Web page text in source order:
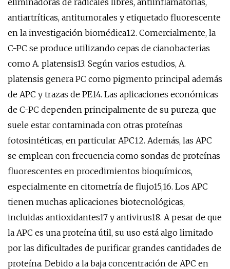
eliminadoras de radicales libres, antiinflamatorias,
antiartríticas, antitumorales y etiquetado fluorescente
en la investigación biomédica12. Comercialmente, la
C-PC se produce utilizando cepas de cianobacterias
como A. platensis13. Según varios estudios, A.
platensis genera PC como pigmento principal además
de APC y trazas de PE14. Las aplicaciones económicas
de C-PC dependen principalmente de su pureza, que
suele estar contaminada con otras proteínas
fotosintéticas, en particular APC12. Además, las APC
se emplean con frecuencia como sondas de proteínas
fluorescentes en procedimientos bioquímicos,
especialmente en citometría de flujo15,16. Los APC
tienen muchas aplicaciones biotecnológicas,
incluidas antioxidantes17 y antivirus18. A pesar de que
la APC es una proteína útil, su uso está algo limitado
por las dificultades de purificar grandes cantidades de
proteína. Debido a la baja concentración de APC en